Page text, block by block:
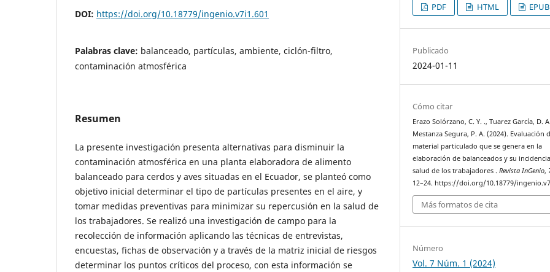
DOI: https://doi.org/10.18779/ingenio.v7i1.601
Palabras clave: balanceado, partículas, ambiente, ciclón-filtro,
contaminación atmosférica
Resumen
La presente investigación presenta alternativas para disminuir la
contaminación atmosférica en una planta elaboradora de alimento
balanceado para cerdos y aves situadas en el Ecuador, se planteó como
objetivo inicial determinar el tipo de partículas presentes en el aire, y
tomar medidas preventivas para minimizar su repercusión en la salud de
los trabajadores. Se realizó una investigación de campo para la
recolección de información aplicando las técnicas de entrevistas,
encuestas, fichas de observación y a través de la matriz inicial de riesgos
determinar los puntos críticos del proceso, con esta información se
PDF HTML EPUB
Publicado
2024-01-11
Cómo citar
Erazo Solórzano, C. Y. ., Tuarez García, D.
Mestanza Segura, P. A. (2024). Evaluación
material particulado que se genera en la
elaboración de balanceados y su
salud de los trabajadores .Revista InGenio,
12–24. https://doi.org/10.18779/
Más formatos de cita
Número
Vol. 7 Núm. 1 (2024)